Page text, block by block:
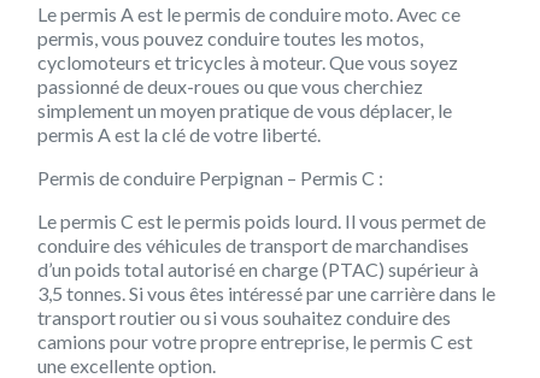
Le permis A est le permis de conduire moto. Avec ce
permis, vous pouvez conduire toutes les motos,
cyclomoteurs et tricycles à moteur. Que vous soyez
passionné de deux-roues ou que vous cherchiez
simplement un moyen pratique de vous déplacer, le
permis A est la clé de votre liberté.
Permis de conduire Perpignan – Permis C :
Le permis C est le permis poids lourd. Il vous permet de
conduire des véhicules de transport de marchandises
d’un poids total autorisé en charge (PTAC) supérieur à
3,5 tonnes. Si vous êtes intéressé par une carrière dans le
transport routier ou si vous souhaitez conduire des
camions pour votre propre entreprise, le permis C est
une excellente option.